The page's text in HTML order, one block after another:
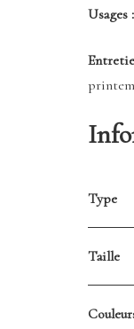
Usages :
Type
Taille